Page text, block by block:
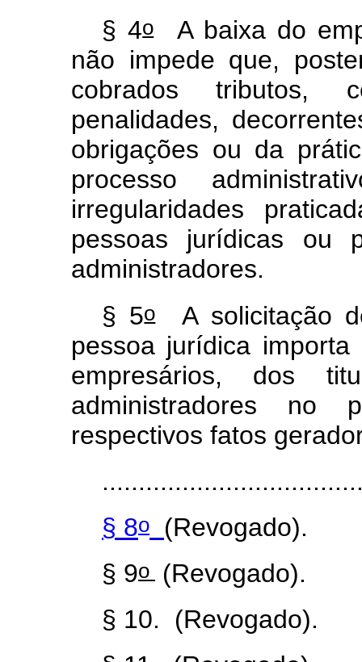
§ 4oA baixa do
não impede que,
cobrados tributos,
penalidades,
obrigações ou da
processo
irregularidades
pessoas jurídicas ou
administradores.
§ 5oA solicitação
pessoa jurídica
empresários, dos
administradores no
respectivos fatos
§ 8o
(Revogado).
§ 9o (Revogado).
§ 10. (Revogado).